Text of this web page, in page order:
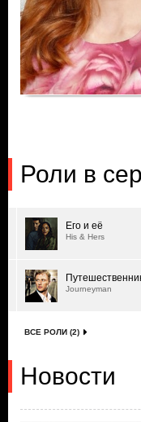
Роли в
Его и её
His & Hers
Journeyman
ВСЕ РОЛИ (2)
Новости